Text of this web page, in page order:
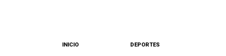
INICIO DEPORTES